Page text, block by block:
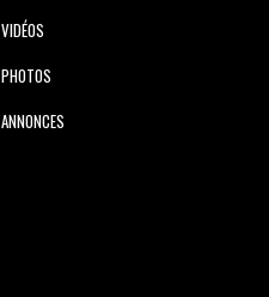
VIDÉOS
PHOTOS
ANNONCES